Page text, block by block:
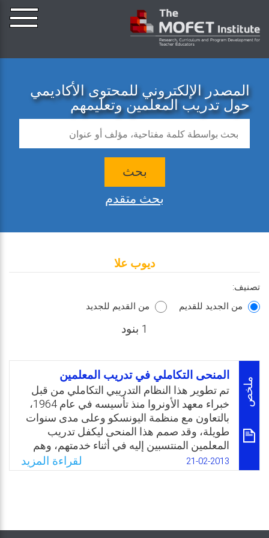
المصدر الإلكتروني للمحتوى الأكاديمي
حول تدريب المعلمين وتعليمهم
بحث
بحث متقدم
ديوب علا
تصنيف:
من الجديد للقديم
من القديم للجديد
1 بنود
ملخص
المنحى التكاملي في تدريب المعلمين
تم تطوير هذا النظام التدريبي التكاملي من قبل
خبراء معهد الأونروا منذ تأسيسه في عام 1964،
بالتعاون مع منظمة اليونسكو وعلى مدى سنوات
طويلة، وقد صمم هذا المنحى ليكفل تدريب
المعلمين المنتسبين إليه في أثناء خدمتهم، وهم
على رأس عملهم وفي مدارسهم بطريقة تسمح
بالجمع بين العمل وبين المشاركة في برنامج
ووسائل تعليمية وتدريبية.
21-02-2013 لقراءة المزيد